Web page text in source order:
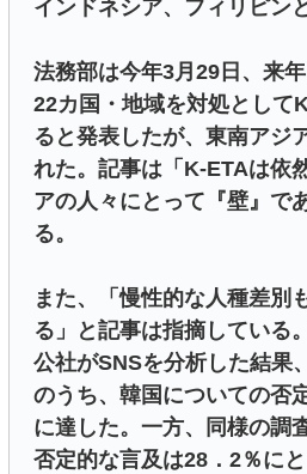
インドネシア、フィリピン
法務部は今年3月29日、来
22カ国・地域を対処として
ると発表したが、東南アジ
れた。記事は「K-ETAは依
アの人々にとって『壁』で
る。
また、「慢性的な人種差別
る」と記事は指摘している
公社がSNSを分析した結果
のうち、韓国についての否
に達した。一方、同様の調
否定的な言及は28．2％に